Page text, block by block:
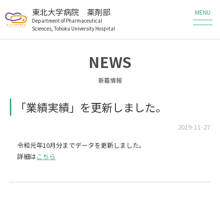
東北大学病院 薬剤部
Department of Pharmaceutical
Sciences, Tohoku University Hospital
メンバー
患者さんへ
NEWS
新着情報
「業績実績」を更新しました。
2019-11-27
令和元年10月分までデータを更新しました。
詳細はこちら